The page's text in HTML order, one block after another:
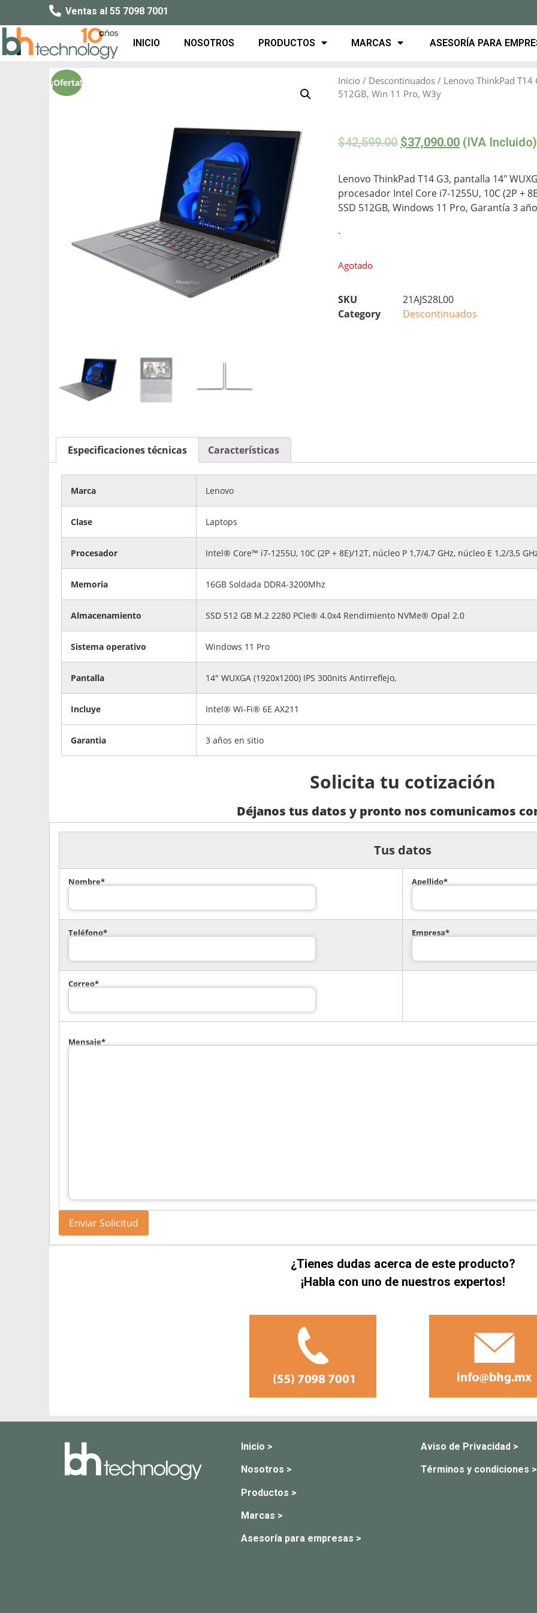
Ventas al 55 7098 7001
INICIO NOSOTROS PRODUCTOS MARCAS ASESORÍA PARA
¡Oferta! Inicio / Descontinuados / Lenovo ThinkPad T14
512GB, Win 11 Pro, W3y
$42,599.00 $37,090.00 (IVA Incluido)
Lenovo ThinkPad T14 G3, pantalla 14″
procesador Intel Core i7-1255U, 10C (2P +
SSD 512GB, Windows 11 Pro, Garantía 3
.
Agotado
SKU
21AJS28L00
Category
Descontinuados
Especificaciones técnicas Características
Marca Lenovo
Clase Laptops
Procesador Intel® Core™ i7-1255U, 10C (2P + 8E)/12T, núcleo P 1,7/4,7 GHz, núcleo E 1,2/3,5
Memoria 16GB Soldada DDR4-3200Mhz
Almacenamiento SSD 512 GB M.2 2280 PCIe® 4.0x4 Rendimiento NVMe® Opal 2.0
Sistema operativo Windows 11 Pro
Pantalla 14" WUXGA (1920x1200) IPS 300nits Antirreflejo,
Incluye Intel® Wi-Fi® 6E AX211
Garantia 3 años en sitio
Solicita tu cotización
Déjanos tus datos y pronto nos comunicamos
Tus datos
Nombre* Apellido*
Teléfono* Empresa*
Correo*
Mensaje*
¿Tienes dudas acerca de este producto?
¡Habla con uno de nuestros expertos!
Inicio >
Nosotros >
Productos >
Marcas >
Asesoría para empresas >
Aviso de Privacidad >
Términos y condiciones >